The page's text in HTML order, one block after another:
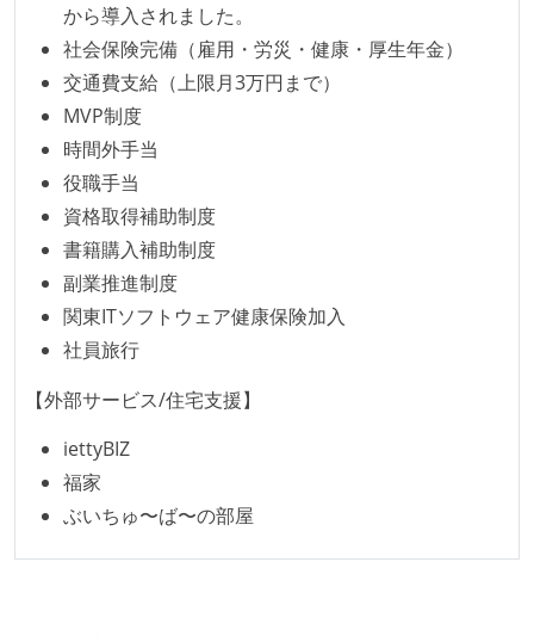
から導入されました。
社会保険完備（雇用・労災・健康・厚生年金）
交通費支給（上限月3万円まで）
MVP制度
時間外手当
役職手当
資格取得補助制度
書籍購入補助制度
副業推進制度
関東ITソフトウェア健康保険加入
社員旅行
【外部サービス/住宅支援】
iettyBIZ
福家
ぶいちゅ〜ば〜の部屋